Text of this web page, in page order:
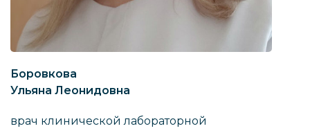
Боровкова
Ульяна Леонидовна
врач клинической лабораторной